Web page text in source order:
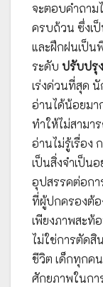
จะตอบคำถาม
ครบถ้วน ซึ่งเ
และฝึกฝนเป็น
ระดับ ปรับปรุง
เร่งด่วนที่สุด
อ่านได้น้อยม
ทำให้ไม่สามา
อ่านไม่รู้เรื่อง
เป็นสิ่งจำเป็น
อุปสรรคต่อกา
ที่ผู้ปกครองต้อ
เพียงภาพสะท้
ไม่ใช่การตัดสิ
ชีวิต เด็กทุกค
ศักยภาพในกา